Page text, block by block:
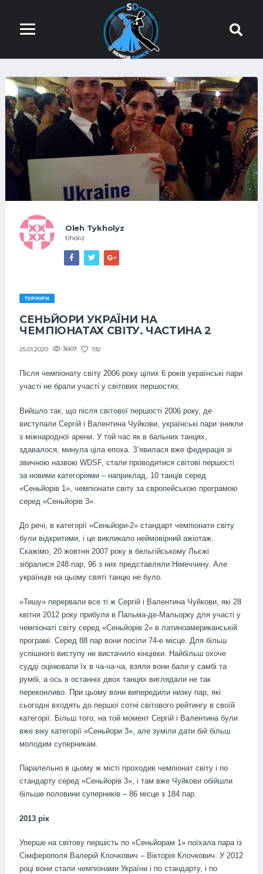
Oleh Tykholyz
tiholiz
ТУРНІРИ
СЕНЬЙОРИ УКРАЇНИ НА
ЧЕМПІОНАТАХ СВІТУ. ЧАСТИНА 2
25.01.2020 3669 192
Після чемпіонату світу 2006 року цілих 6 років українські пари
участі не брали участі у світових першостях.
Вийшло так, що після світової першості 2006 року, де
виступали Сергій і Валентина Чуйкови, українські пари зникли
з міжнародної арени. У той час як в бальних танцях,
здавалося, минула ціла епоха. З’явилася вже федерація зі
звичною назвою WDSF, стали проводитися світові першості
за новими категоріями – наприклад, 10 танців серед
«Сеньйорів 1», чемпіонати світу за європейською програмою
серед «Сеньйорів 3».
До речі, в категорії «Сеньйори-2» стандарт чемпіонати світу
були відкритими, і це викликало неймовірний ажіотаж.
Скажімо, 20 жовтня 2007 року в бельгійському Льєжі
зібралися 248 пар, 96 з них представляли Німеччину. Але
українців на цьому святі танцю не було.
«Тишу» перервали все ті ж Сергій і Валентина Чуйкови, які 28
квітня 2012 року прибули в Пальма-де-Мальорку для участі у
чемпіонаті світу серед «Сеньйорів 2» в латиноамериканській
програмі. Серед 88 пар вони посіли 74-е місце. Для більш
успішного виступу не вистачило кінцівки. Найбільш охоче
судді оцінювали їх в ча-ча-ча, взяли вони бали у самбі та
румбі, а ось в останніх двох танцях виглядали не так
переконливо. При цьому вони випередили низку пар, які
сьогодні входять до першої сотні світового рейтингу в своїй
категорії. Більш того, на той момент Сергій і Валентина були
вже віку категорії «Сеньйори 3», але зуміли дати бій більш
молодим суперникам.
Паралельно в цьому ж місті проходив чемпіонат світу і по
стандарту серед «Сеньйорів 3», і там вже Чуйкови обійшли
більше половини суперників – 86 місце з 184 пар.
2013 рік
Уперше на світову першість по «Сеньйорам 1» поїхала пара із
Сімферополя Валерій Клочкович – Вікторія Клочкович. У 2012
році вони стали чемпіонами України і по стандарту, і по